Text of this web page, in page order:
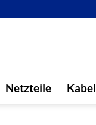
Netzteile Kabel